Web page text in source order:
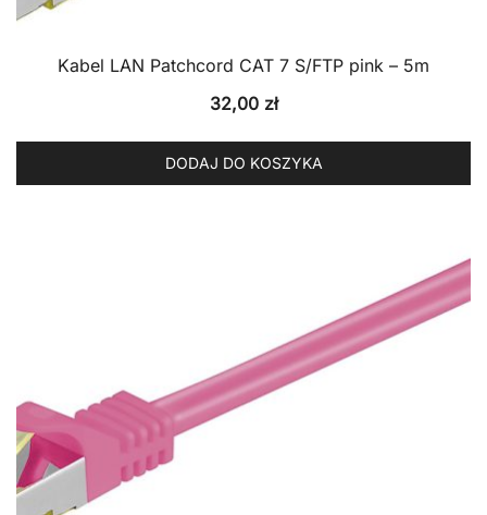
Kabel LAN Patchcord CAT 7 S/FTP pink – 5m
32,00 zł
DODAJ DO KOSZYKA